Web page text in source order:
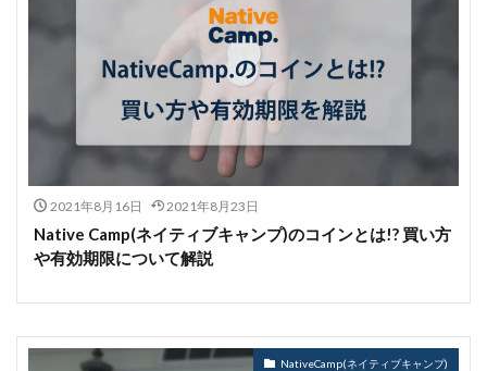
2021年8月16日 2021年8月23日
Native Camp(ネイティブキャンプ)のコインとは!? 買い方
や有効期限について解説
NativeCamp(ネイティブキャンプ)